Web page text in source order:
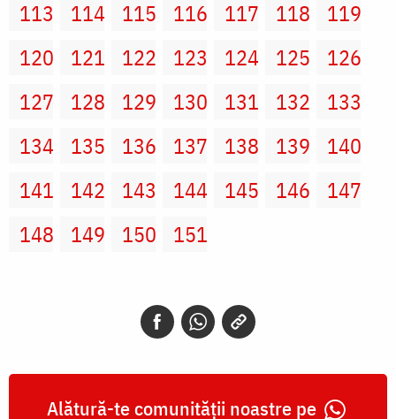
113
114 115 116 117 118
119
120
121 122 123 124 125
126
127
128 129 130 131 132
133
134
135 136 137 138 139
140
141
142 143 144 145 146
147
148
149 150 151
Alătură-te comunității noastre pe